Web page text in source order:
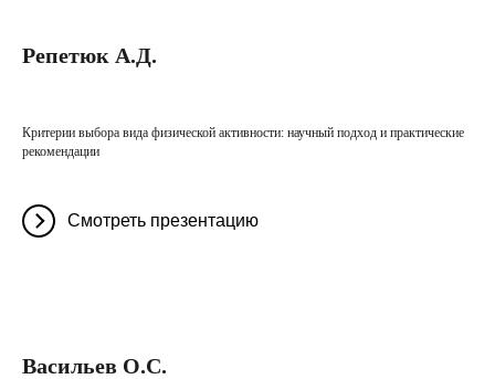
Репетюк А.Д.
Критерии выбора вида физической активности: научный подход и практические
рекомендации
Смотреть презентацию
Васильев О.С.